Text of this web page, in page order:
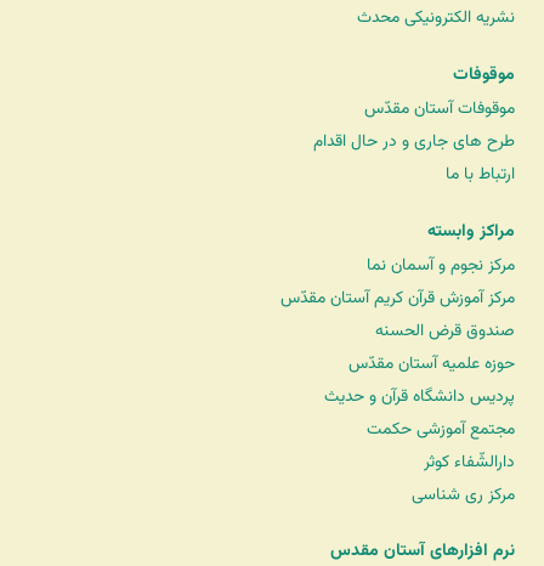
نشریه الکترونیکی محدث
موقوفات
موقوفات آستان مقدّس
طرح های جاری و در حال اقدام
ارتباط با ما
مراکز وابسته
مرکز نجوم و آسمان نما
مرکز آموزش قرآن کریم آستان مقدّس
صندوق قرض الحسنه
حوزه علمیه آستان مقدّس
پردیس دانشگاه قرآن و حدیث
مجتمع آموزشی حکمت
دارالشّفاء کوثر
مرکز ری شناسی
نرم افزارهای آستان مقدس